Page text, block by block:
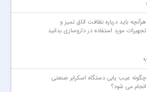
هرآنچه باید درباره نظافت اتاق تمیز و
تجهیزات مورد استفاده در داروسازی بدانید
چگونه عیب یابی دستگاه اسکرابر صنعتی
انجام می شود؟